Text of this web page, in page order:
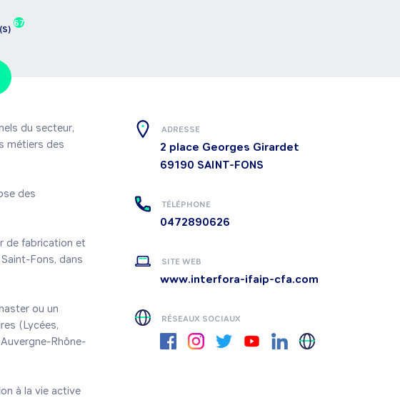
67
du secteur,
métiers des
des
de fabrication et
Fons, dans
ou un
(Lycées,
Rhône-
à la vie active
ADRESSE
2 place Georges Girardet
69190 SAINT-FONS
TÉLÉPHONE
0472890626
SITE WEB
www.interfora-ifaip-cfa.com
RÉSEAUX SOCIAUX